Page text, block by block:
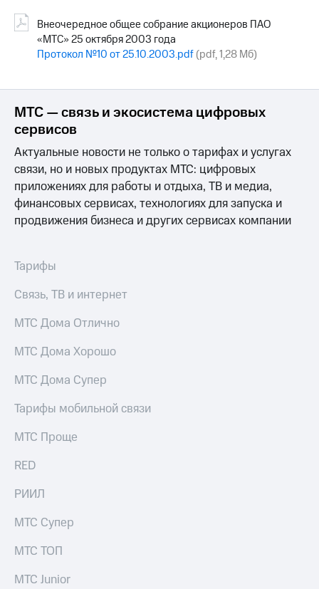
Внеочередное общее собрание акционеров ПАО
«МТС» 25 октября 2003 года
Протокол №10 от 25.10.2003.pdf(pdf, 1,28 Мб)
МТС — связь и экосистема цифровых
сервисов
Актуальные новости не только о тарифах и услугах
связи, но и новых продуктах МТС: цифровых
приложениях для работы и отдыха, ТВ и медиа,
финансовых сервисах, технологиях для запуска и
продвижения бизнеса и других сервисах компании
Тарифы
Связь, ТВ и интернет
МТС Дома Отлично
МТС Дома Хорошо
МТС Дома Супер
Тарифы мобильной связи
МТС Проще
RED
РИИЛ
МТС Супер
МТС ТОП
МТС Junior